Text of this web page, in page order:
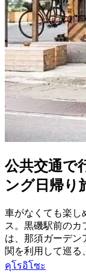
公共交通で
ング日帰り
車がなくても楽し
ス。黒磯駅前のカ
は、那須ガーデン
関を利用して巡る
คุโรอิโซะ